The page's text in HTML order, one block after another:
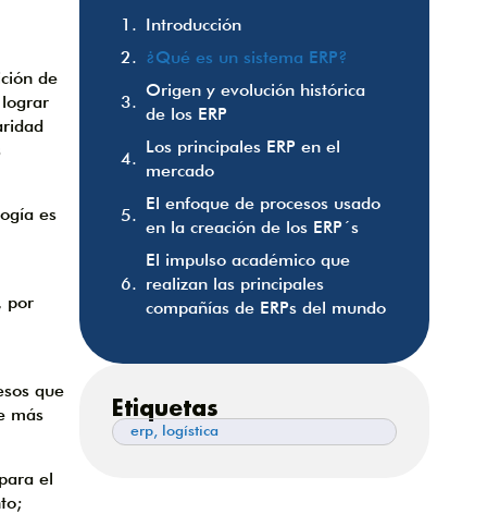
de
es
por
que
más
el
Introducción
¿Qué es un sistema ERP?
Origen y evolución histórica
de los ERP
Los principales ERP en el
mercado
El enfoque de procesos usado
en la creación de los ERP´s
El impulso académico que
realizan las principales
compañías de ERPs del mundo
Etiquetas
erp, logística